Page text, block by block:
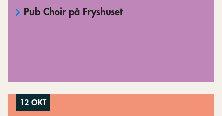
Pub Choir på Fryshuset
12 OKT